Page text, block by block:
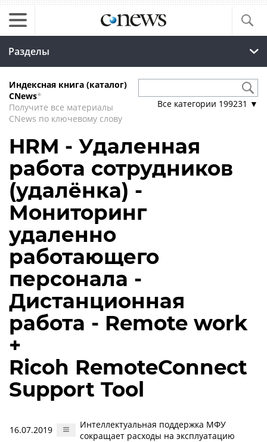
Разделы
Индексная книга (каталог)
CNews*
Получите все материалы
CNews по ключевому слову
Все категории 199231 ▼
HRM - Удаленная
работа сотрудников
(удалёнка) -
Мониторинг
удаленно
работающего
персонала -
Дистанционная
работа - Remote work
+
Ricoh RemoteConnect
Support Tool
16.07.2019
Интеллектуальная поддержка МФУ
сокращает расходы на эксплуатацию